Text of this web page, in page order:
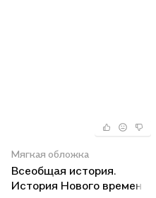
Мягкая обложка
Всеобщая история.
История Нового времени.